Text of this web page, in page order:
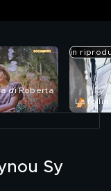
di Roberta
in
La follia
Sy